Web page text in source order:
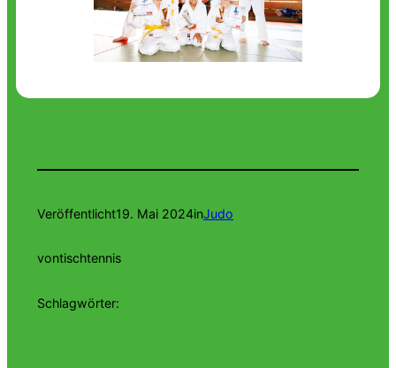
Veröffentlicht19. Mai 2024inJudo
vontischtennis
Schlagwörter: